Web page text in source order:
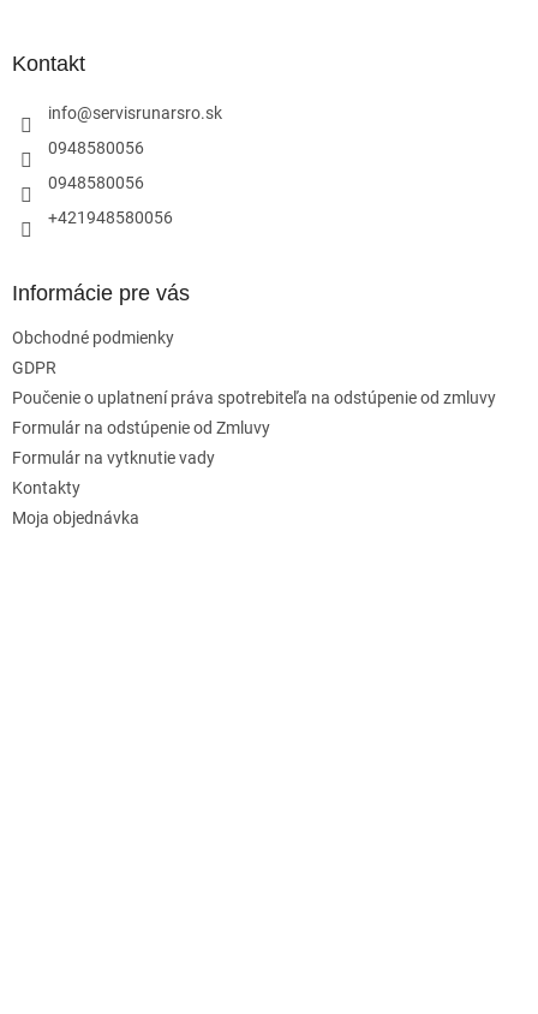
Kontakt
info@servisrunarsro.sk
0948580056
0948580056
+421948580056
Informácie pre vás
Obchodné podmienky
GDPR
Poučenie o uplatnení práva spotrebiteľa na odstúpenie od zmluvy
Formulár na odstúpenie od Zmluvy
Formulár na vytknutie vady
Kontakty
Moja objednávka